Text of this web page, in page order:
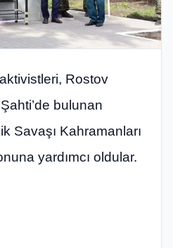
Rostov
bulunan
Savaşı Kahramanları
yardımcı oldular.